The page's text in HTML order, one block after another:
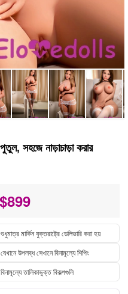
সহজে নাড়াচাড়া করার
$899
শুধুমাত্র মার্কিন যুক্তরাষ্ট্রে ডেলিভারি করা হয়
যেখানে উপলব্ধ সেখানে বিনামূল্যে শিপিং
বিনামূল্যে তালিকাভুক্ত বিকল্পগুলি